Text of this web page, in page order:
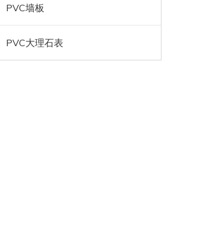
PVC墙板
PVC大理石表